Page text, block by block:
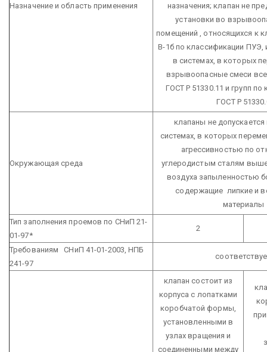
Назначение и область применения
назначения; клапан не
установки во
помещений , относящихся к
В-1б по классификации ПУЭ,
в системах, в которых
взрывоопасные смеси
ГОСТ Р 51330.11 и групп по
ГОСТ Р
Окружающая среда
клапаны не
системах, в которых
агрессивностью по
углеродистым сталям
воздуха запыленностью
содержащие липкие и
материалы
Тип заполнения проемов по СНиП 21-
01-97*
2
Требованиям СНиП 41-01-2003, НПБ
241-97
клапан состоит из
корпуса с лопатками
коробчатой формы,
установленными в
узлах вращения и
соединенными между